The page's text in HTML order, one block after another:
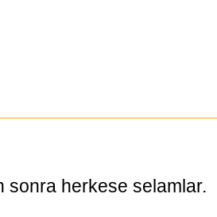
sonra herkese selamlar.